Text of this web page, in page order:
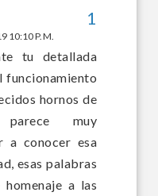
10:10 P. M.
tu detallada
funcionamiento
hornos de
muy
a conocer esa
esas palabras
homenaje a las